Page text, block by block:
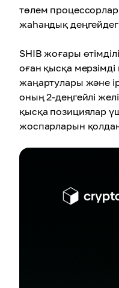
төлем
жаһандық
SHIB жоғары
оған қысқа
жаңартулары және
оның 2-деңгейлі
қысқа позициялар
жоспарларын